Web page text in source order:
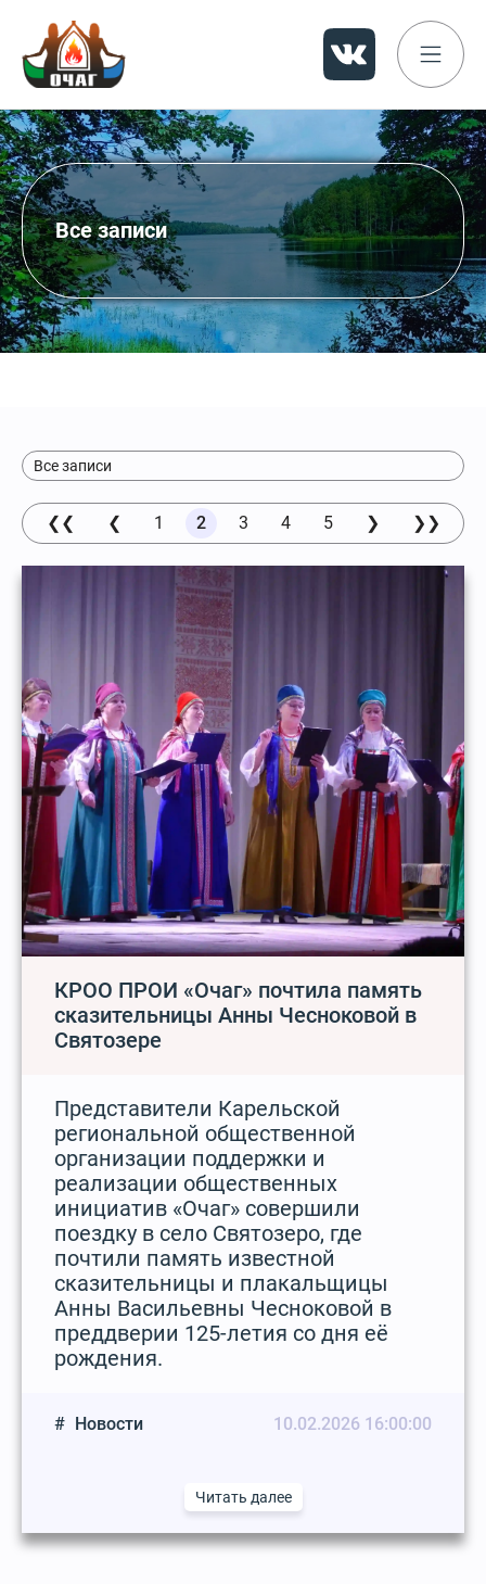
Все записи
Все записи
❮❮ ❮ 1 2 3 4 5 ❯ ❯❯
КРОО ПРОИ «Очаг» почтила память
сказительницы Анны Чесноковой в
Святозере
Представители Карельской
региональной общественной
организации поддержки и
реализации общественных
инициатив «Очаг» совершили
поездку в село Святозеро, где
почтили память известной
сказительницы и плакальщицы
Анны Васильевны Чесноковой в
преддверии 125-летия со дня её
рождения.
Новости 10.02.2026 16:00:00
Читать далее